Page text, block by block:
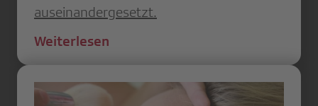
auseinandergesetzt.
Weiterlesen